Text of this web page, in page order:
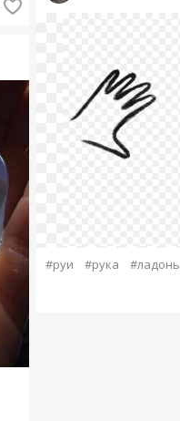
#руи #рука #ладонь